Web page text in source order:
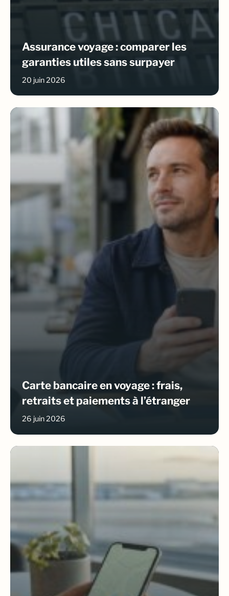
Assurance voyage : comparer les
garanties utiles sans surpayer
20 juin 2026
Carte bancaire en voyage : frais,
retraits et paiements à l’étranger
26 juin 2026